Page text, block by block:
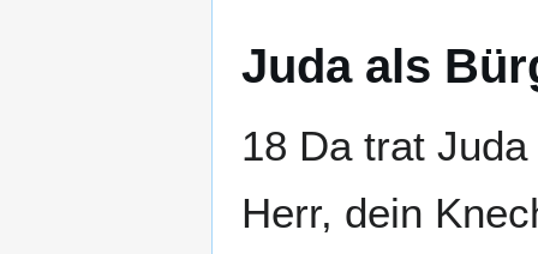
Juda als
18 Da trat
Herr, dein